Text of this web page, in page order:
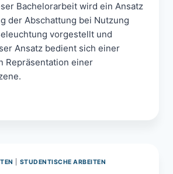
Bachelorarbeit wird ein Ansatz
der Abschattung bei Nutzung
vorgestellt und
Ansatz bedient sich einer
Repräsentation einer
STUDENTISCHE ARBEITEN